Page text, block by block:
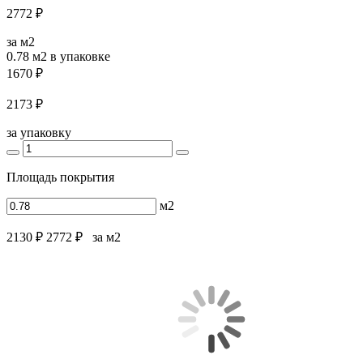
2772 ₽
за м2
0.78 м2 в упаковке
1670 ₽
2173 ₽
за упаковку
Площадь покрытия
м2
2130 ₽ 2772 ₽ за м2